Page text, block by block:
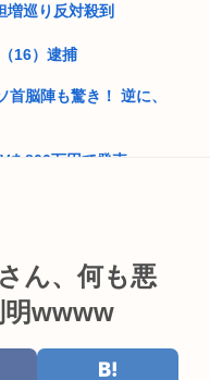
、埼玉県知事選挙に立
官僚、高市早苗の逆鱗に
サナ(神戸大)には勝て
増巡り反対殺到
16）逮捕
脳陣も驚き！ 逆に、
を800万円で発売www
形の鼻が全女子の理想だ
を見るとクラッシュする
ん、何も悪
明wwww